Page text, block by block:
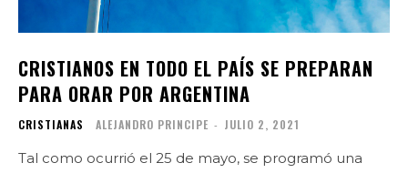
CRISTIANOS EN TODO EL PAÍS SE PREPARAN
PARA ORAR POR ARGENTINA
CRISTIANAS ALEJANDRO PRINCIPE - JULIO 2, 2021
Tal como ocurrió el 25 de mayo, se programó una